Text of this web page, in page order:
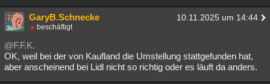
GaryB.Schnecke 10.11.2025 um 14:44
beschäftigt
@F.F.K.
OK, weil bei der von Kaufland die Umstellung stattgefunden hat,
aber anscheinend bei Lidl nicht so richtig oder es läuft da anders.